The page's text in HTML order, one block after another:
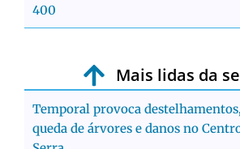
400
Mais lidas da
Temporal provoca destelhamentos,
queda de árvores e danos no